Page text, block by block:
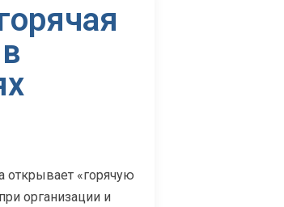
открывает «горячую
организации и